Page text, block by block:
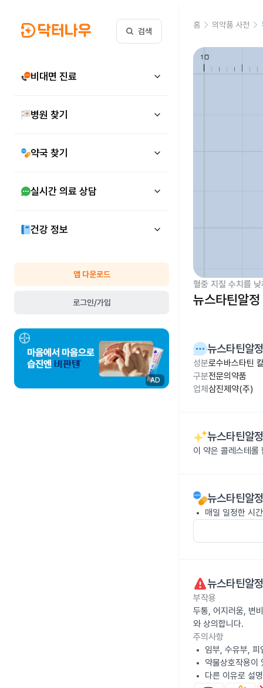
검색
비대면 진료
병원 찾기
약국 찾기
실시간 의료 상담
건강 정보
앱 다운로드
로그인/가입
AD
홈 의약품 사전
혈중 지질 수치를
뉴스타틴알
뉴스타틴알
성분로수바스타틴
구분전문의약품
업체 삼진제약(주)
뉴스타틴알
이 약은 콜레스테롤
뉴스타틴알
매일 일정한 시
뉴스타틴알
부작용
두통, 어지러움, 변
와 상의합니다.
주의사항
임부, 수유부,
약물상호작용이
다른 이유로 설